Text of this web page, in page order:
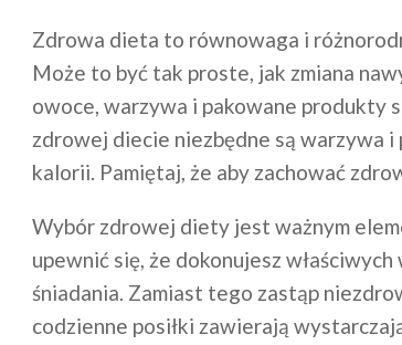
Zdrowa dieta to równowaga i
Może to być tak proste, jak zmiana
owoce, warzywa i pakowane produkty
zdrowej diecie niezbędne są warzywa
kalorii. Pamiętaj, że aby zachować
Wybór zdrowej diety jest ważnym
upewnić się, że dokonujesz
śniadania. Zamiast tego zastąp
codzienne posiłki zawierają